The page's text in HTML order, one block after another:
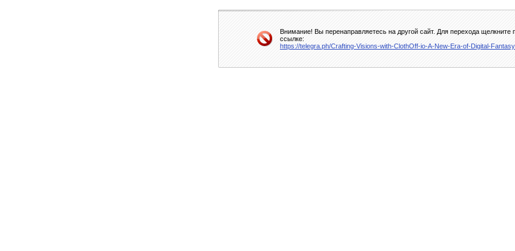
Внимание! Вы перенаправляетесь на другой сайт. Для перехода щелкните
ссылке:
https://telegra.ph/Crafting-Visions-with-ClothOff-io-A-New-Era-of-Digital-